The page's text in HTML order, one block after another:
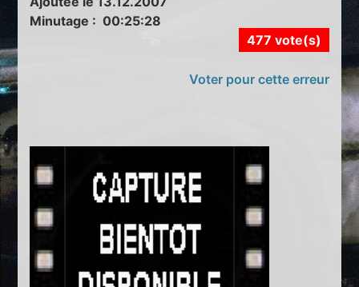
Minutage : 00:25:28
477 vote(s)
Voter pour cette erreur